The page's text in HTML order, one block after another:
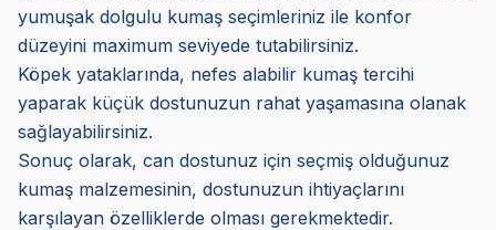
yumuşak dolgulu kumaş seçimleriniz ile konfor
düzeyini maximum seviyede tutabilirsiniz.
Köpek yataklarında, nefes alabilir kumaş tercihi
yaparak küçük dostunuzun rahat yaşamasına olanak
sağlayabilirsiniz.
Sonuç olarak, can dostunuz için seçmiş olduğunuz
kumaş malzemesinin, dostunuzun ihtiyaçlarını
karşılayan özelliklerde olması gerekmektedir.